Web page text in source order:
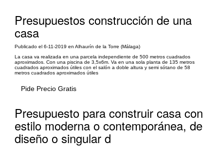
Presupuestos construcción de una
casa
Publicado el 6-11-2019 en Alhaurín de la Torre (Málaga)
La casa va realizada en una parcela independiente de 500 metros cuadrados
aproximados. Con una piscina de 3,5x6m. Va en una sola planta de 135 metros
cuadrados aproximados útiles con el salón a doble altura y semi sótano de 58
metros cuadrados aproximados útiles
Pide Precio Gratis
Presupuesto para construir casa con
estilo moderna o contemporánea, de
diseño o singular d